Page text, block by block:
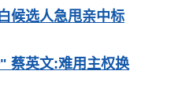
候选人急甩亲中标
蔡英文:难用主权换